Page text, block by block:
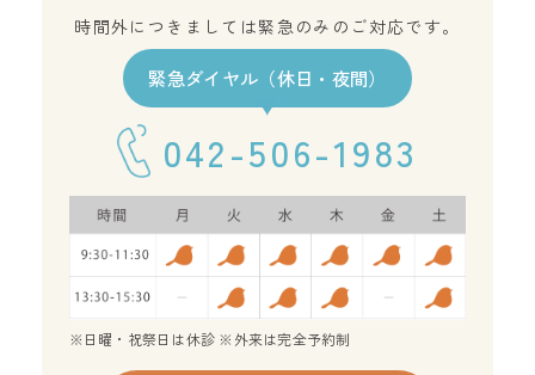
時間外につきましては緊急のみのご対応です。
緊急ダイヤル（休日・夜間）
042-506-1983
※日曜・祝祭日は休診 ※外来は完全予約制